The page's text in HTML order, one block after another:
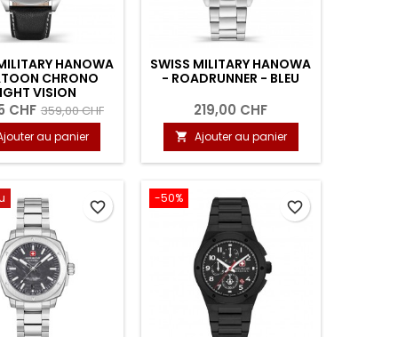
HANOWA
CHRONO
VISION
CHF 359,00 CHF
au panier
SWISS MILITARY HANOWA
- ROADRUNNER - BLEU
219,00 CHF
 Ajouter au panier
favorite_border
-50%
favorite_border